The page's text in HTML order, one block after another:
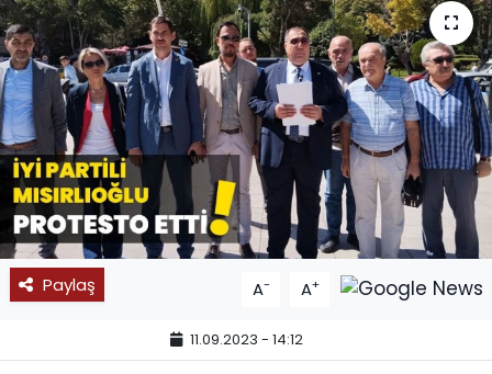
Paylaş A- A+
11.09.2023 - 14:12
SAĞLIK
SPOR
11:11 MANŞET